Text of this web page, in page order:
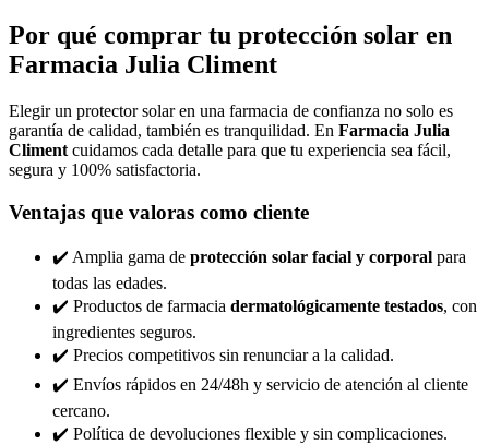
Por qué comprar tu protección solar en
Farmacia Julia Climent
Elegir un protector solar en una farmacia de confianza no solo es
garantía de calidad, también es tranquilidad. En Farmacia Julia
Climent cuidamos cada detalle para que tu experiencia sea fácil,
segura y 100% satisfactoria.
Ventajas que valoras como cliente
✔️ Amplia gama de protección solar facial y corporal para
todas las edades.
✔️ Productos de farmacia dermatológicamente testados, con
ingredientes seguros.
✔️ Precios competitivos sin renunciar a la calidad.
✔️ Envíos rápidos en 24/48h y servicio de atención al cliente
cercano.
✔️ Política de devoluciones flexible y sin complicaciones.